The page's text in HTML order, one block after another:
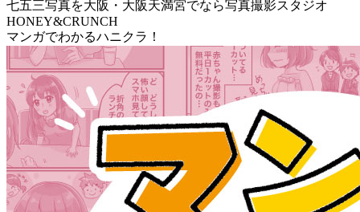
七五三写真を大阪・大阪天満宮でなら写真撮影スタジオ
HONEY&CRUNCH
マンガでわかるハニクラ！